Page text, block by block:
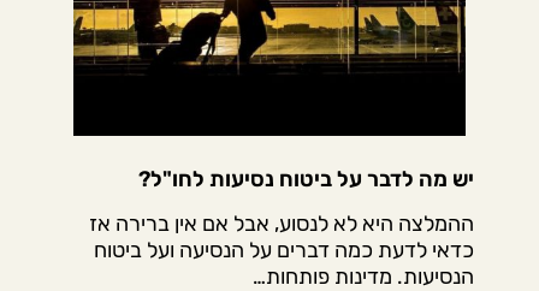
יש מה לדבר על ביטוח נסיעות לחו"ל?
ההמלצה היא לא לנסוע, אבל אם אין ברירה אז
כדאי לדעת כמה דברים על הנסיעה ועל ביטוח
הנסיעות. מדינות פותחות…